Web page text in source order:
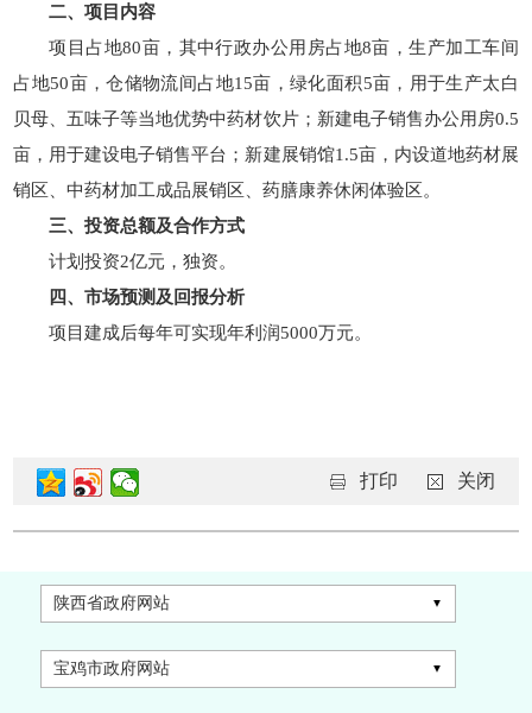
二、项目内容
项目占地80亩，其中行政办公用房占地8亩，生产加工车间
占地50亩，仓储物流间占地15亩，绿化面积5亩，用于生产太白
贝母、五味子等当地优势中药材饮片；新建电子销售办公用房0.5
亩，用于建设电子销售平台；新建展销馆1.5亩，内设道地药材展
销区、中药材加工成品展销区、药膳康养休闲体验区。
三、投资总额及合作方式
计划投资2亿元，独资。
四、市场预测及回报分析
项目建成后每年可实现年利润5000万元。
打印 关闭
陕西省政府网站
宝鸡市政府网站